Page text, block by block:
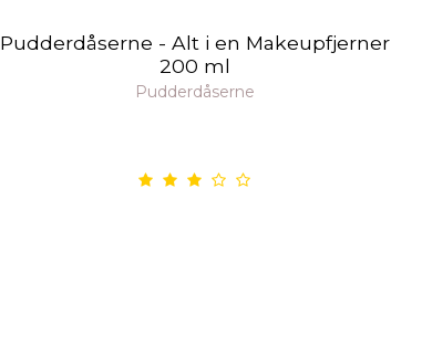
Pudderdåserne - Alt i en Makeupfjerner
200 ml
Pudderdåserne